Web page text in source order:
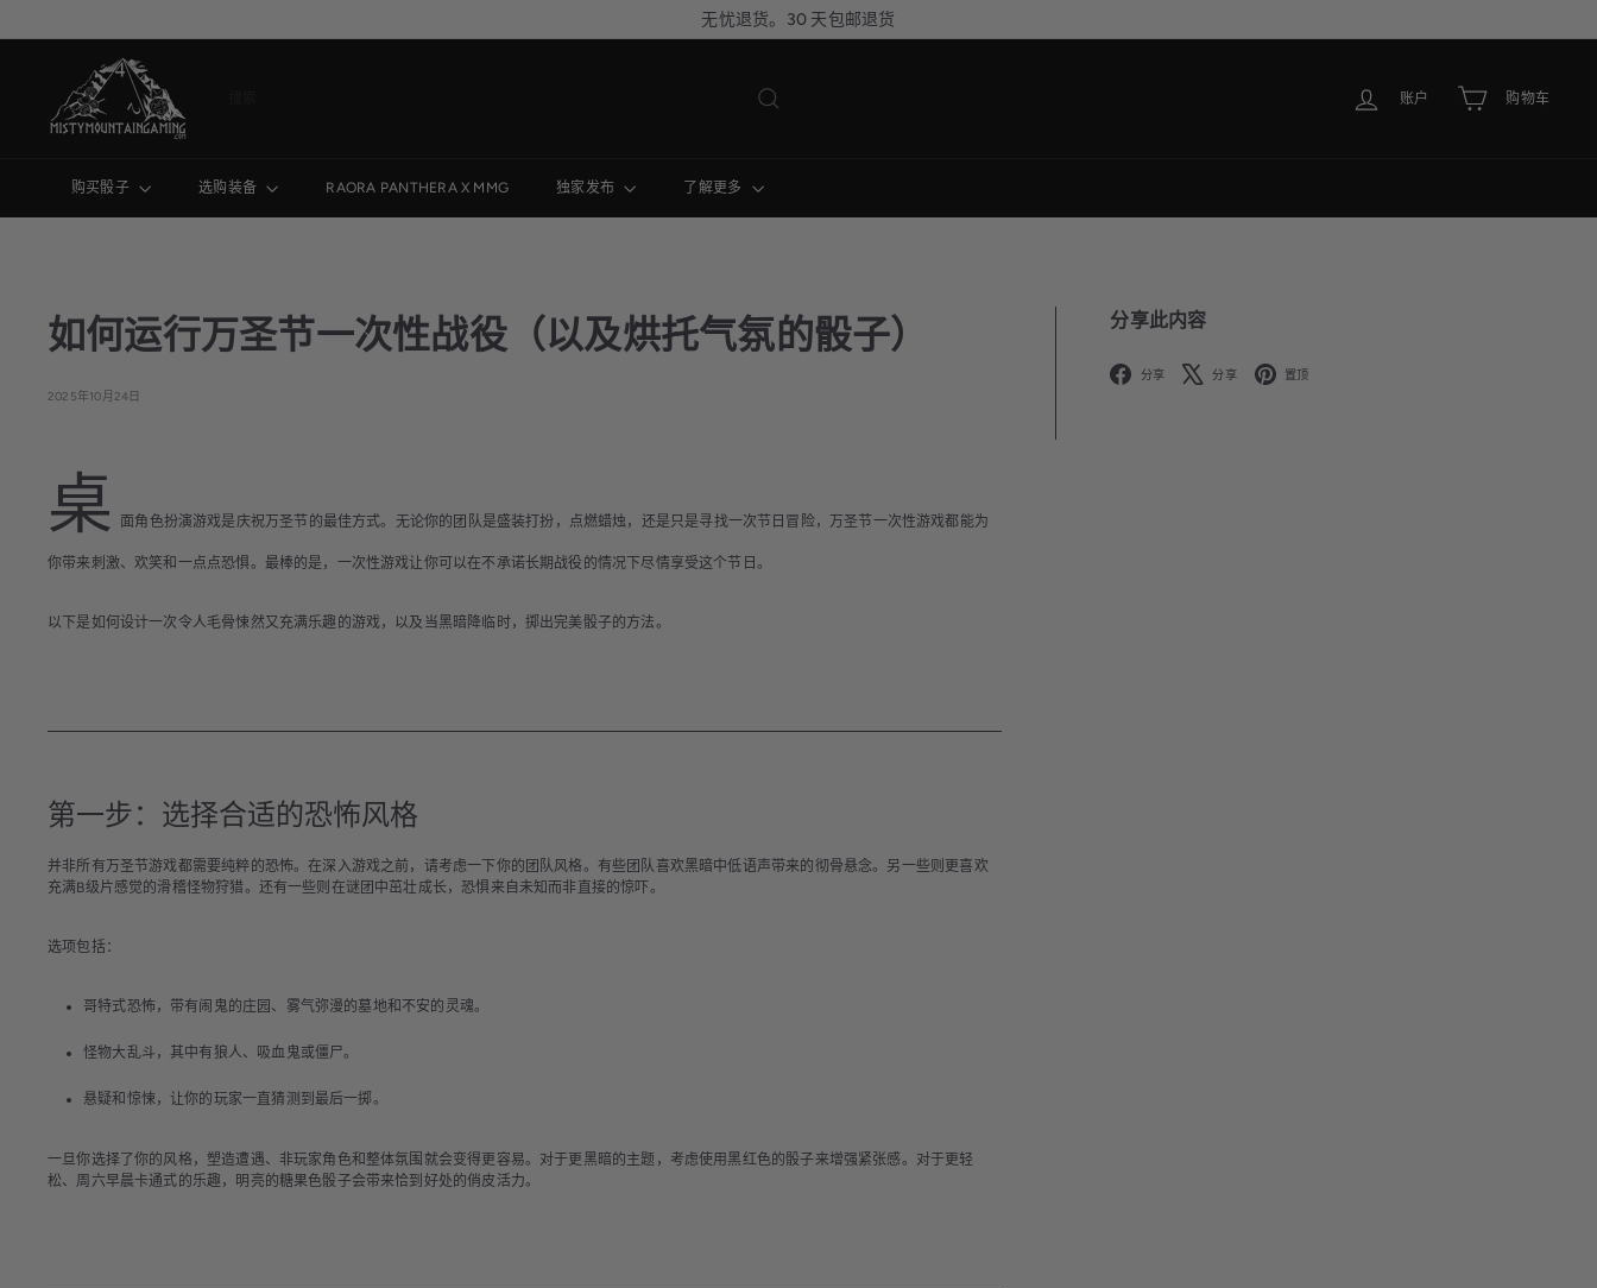
到
暂
无忧退货。30 天包邮退货
s
M
t
a
m
i
n
账户 购物车
购买骰子 选购装备 RAORA PANTHERA X MMG 独家发布 了解更多
如何运行万圣节一次性战役（以及烘托气氛的骰子）
2025年10月24日
桌 面角色扮演游戏是庆祝万圣节的最佳方式。无论你的团队是盛装打扮，点燃蜡烛，还是只是寻找一次节日冒险，万圣节一次性游戏都能为
你带来刺激、欢笑和一点点恐惧。最棒的是，一次性游戏让你可以在不承诺长期战役的情况下尽情享受这个节日。
以下是如何设计一次令人毛骨悚然又充满乐趣的游戏，以及当黑暗降临时，掷出完美骰子的方法。
第一步：选择合适的恐怖风格
并非所有万圣节游戏都需要纯粹的恐怖。在深入游戏之前，请考虑一下你的团队风格。有些团队喜欢黑暗中低语声带来的彻骨悬念。另一些则更喜欢
充满B级片感觉的滑稽怪物狩猎。还有一些则在谜团中茁壮成长，恐惧来自未知而非直接的惊吓。
选项包括：
哥特式恐怖，带有闹鬼的庄园、雾气弥漫的墓地和不安的灵魂。
怪物大乱斗 ，其中有狼人、吸血鬼或僵尸。
悬疑和惊悚，让你的玩家一直猜测到最后一掷。
一旦你选择了你的风格，塑造遭遇、非玩家角色和整体氛围就会变得更容易。对于更黑暗的主题，考虑使用黑红色的骰子来增强紧张感。对于更轻
松、周六早晨卡通式的乐趣，明亮的糖果色骰子会带来恰到好处的俏皮活力。
分享此内容
分享 Facebook
分享 X 置顶